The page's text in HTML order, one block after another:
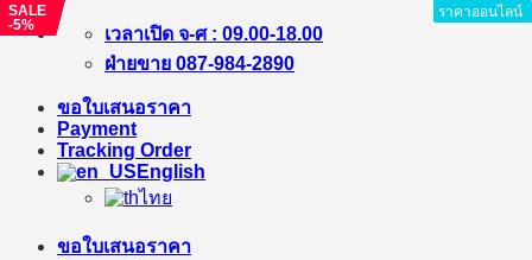
Skip
เวลาเปิด จ-ศ : 09.00-18.00
ฝ่ายขาย 087-984-2890
ขอใบเสนอราคา
Payment
Tracking Order
English
ไทย
ขอใบเสนอราคา
SALE
-5%
ราคาออนไลน์
ราคาออนไลน์
ราคาออนไลน์
ราคาออนไลน์
ราคาออนไลน์
ราคาออนไลน์
ราคาออนไลน์
SALE
-%
ราคาออนไลน์
SALE
-%